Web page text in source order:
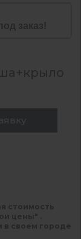
заказ!
стоимость
цены" .
в своем городе